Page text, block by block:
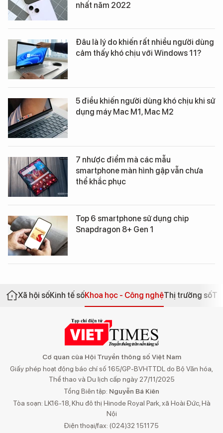
nhất năm 2022
Đâu là lý do khiến rất nhiều người dùng
cảm thấy khó chịu với Windows 11?
5 điều khiến người dùng khó chịu khi sử
dụng máy Mac M1, Mac M2
7 nhược điểm mà các mẫu
smartphone màn hình gập vẫn chưa
thể khắc phục
Top 6 smartphone sử dụng chip
Snapdragon 8+ Gen 1
Xã hội sốKinh tế sốKhoa học - Công nghệThị trường số
Cơ quan của Hội Truyền thông số Việt Nam
Giấy phép hoạt động báo chí số 165/GP-BVHTTDL do Bộ Văn hóa,
Thể thao và Du lịch cấp ngày 27/11/2025
Tổng Biên tập: Nguyễn Bá Kiên
Tòa soạn: LK16-18, Khu đô thị Hinode Royal Park, xã Hoài Đức, Hà
Nội
Điện thoại/fax: (024)32 151175